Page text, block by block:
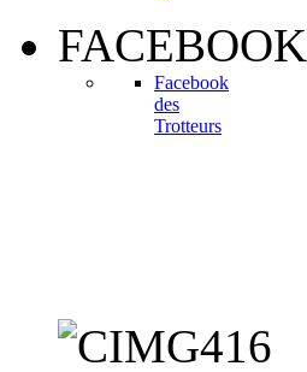
FACEBOOK
Facebook
des
Trotteurs